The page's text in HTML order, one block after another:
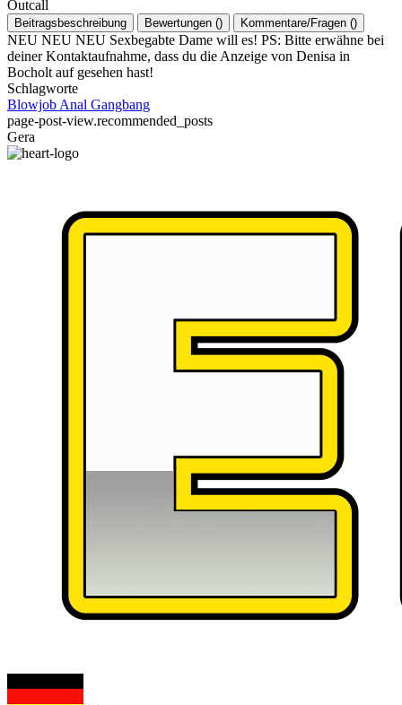
Outcall
Beitragsbeschreibung Bewertungen () Kommentare/Fragen ()
NEU NEU NEU Sexbegabte Dame will es! PS: Bitte erwähne bei
deiner Kontaktaufnahme, dass du die Anzeige von Denisa in
Bocholt auf gesehen hast!
Schlagworte
Blowjob Anal Gangbang
page-post-view.recommended_posts
Gera